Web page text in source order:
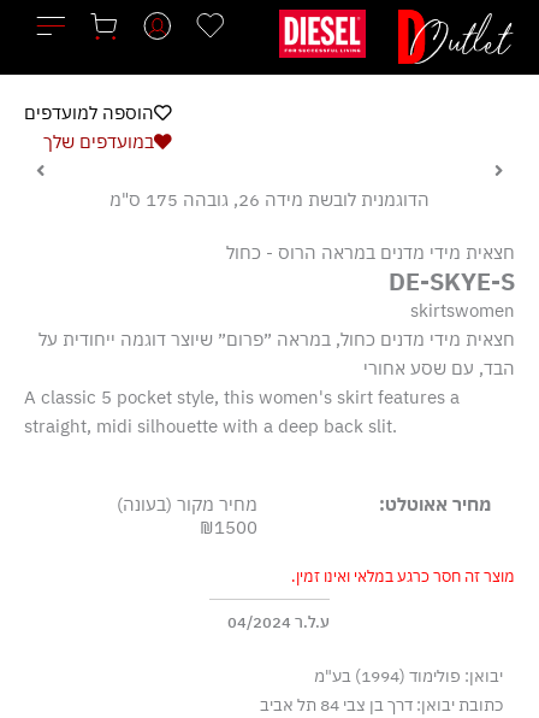
לתוכן
חצאית מידי מדנים במראה הרוס - כחול
DE-SKYE-S
skirtswomen
חצאית מידי מדנים כחול, במראה ״פרום״ שיוצר דוגמה ייחודית על
הבד, עם שסע אחורי
A classic 5 pocket style, this women's skirt features a
straight, midi silhouette with a deep back slit.
מחיר אאוטלט:
מחיר מקור (בעונה)
₪1500
מוצר זה חסר כרגע במלאי ואינו זמין.
ע.ל.ר 04/2024
יבואן: פולימוד (1994) בע"מ
כתובת יבואן: דרך בן צבי 84 תל אביב
הוספה למועדפים
במועדפים שלך
הדוגמנית לובשת מידה 26, גובהה 175 ס"מ